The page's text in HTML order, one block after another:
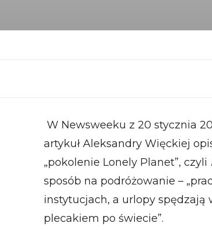
W Newsweeku z 20 stycznia
artykuł Aleksandry Więckiej
„pokolenie Lonely Planet”, czyli
sposób na podróżowanie –
instytucjach, a urlopy spędzają
plecakiem po świecie”.